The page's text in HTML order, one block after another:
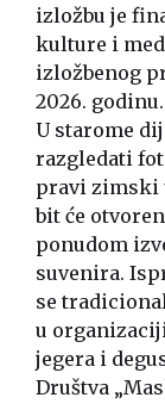
izložbu je
kulture i
izložbenog
2026. godinu.
U starome
razgledati
pravi zimski
bit će
ponudom
suvenira.
se
u organizaciji
jegera i
Društva